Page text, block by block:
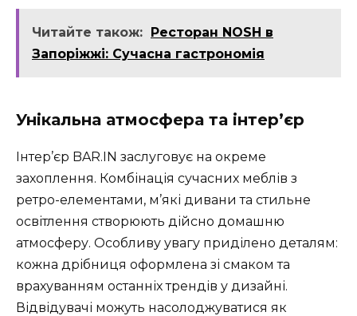
Читайте також: Ресторан NOSH в
Запоріжжі: Сучасна гастрономія
Унікальна атмосфера та інтер’єр
Інтер’єр BAR.IN заслуговує на окреме
захоплення. Комбінація сучасних меблів з
ретро-елементами, м’які дивани та стильне
освітлення створюють дійсно домашню
атмосферу. Особливу увагу приділено деталям:
кожна дрібниця оформлена зі смаком та
врахуванням останніх трендів у дизайні.
Відвідувачі можуть насолоджуватися як